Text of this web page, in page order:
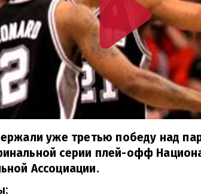
уже третью победу над
серии плей-офф
Ассоциации.